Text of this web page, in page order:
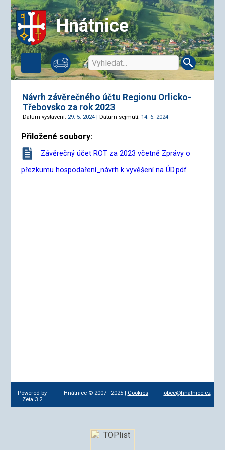
Hnátnice
Návrh závěrečného účtu Regionu Orlicko-
Třebovsko za rok 2023
Datum vystavení: 29. 5. 2024 | Datum sejmutí: 14. 6. 2024
Přiložené soubory:
Závěrečný účet ROT za 2023 včetně Zprávy o
přezkumu hospodaření_návrh k vyvěšení na ÚD.pdf
Powered by
Zeta 3.2
Hnátnice © 2007 - 2025 | Cookies obec@hnatnice.cz